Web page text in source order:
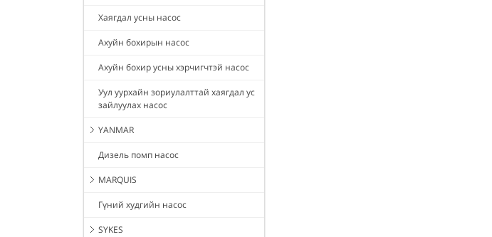
Хаягдал усны насос
Ахуйн бохирын насос
Ахуйн бохир усны хэрчигчтэй насос
Уул уурхайн зориулалттай хаягдал ус
зайлуулах насос
YANMAR
Дизель помп насос
MARQUIS
Гүний худгийн насос
SYKES